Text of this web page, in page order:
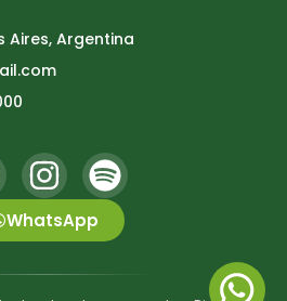
Aires, Argentina
WhatsApp